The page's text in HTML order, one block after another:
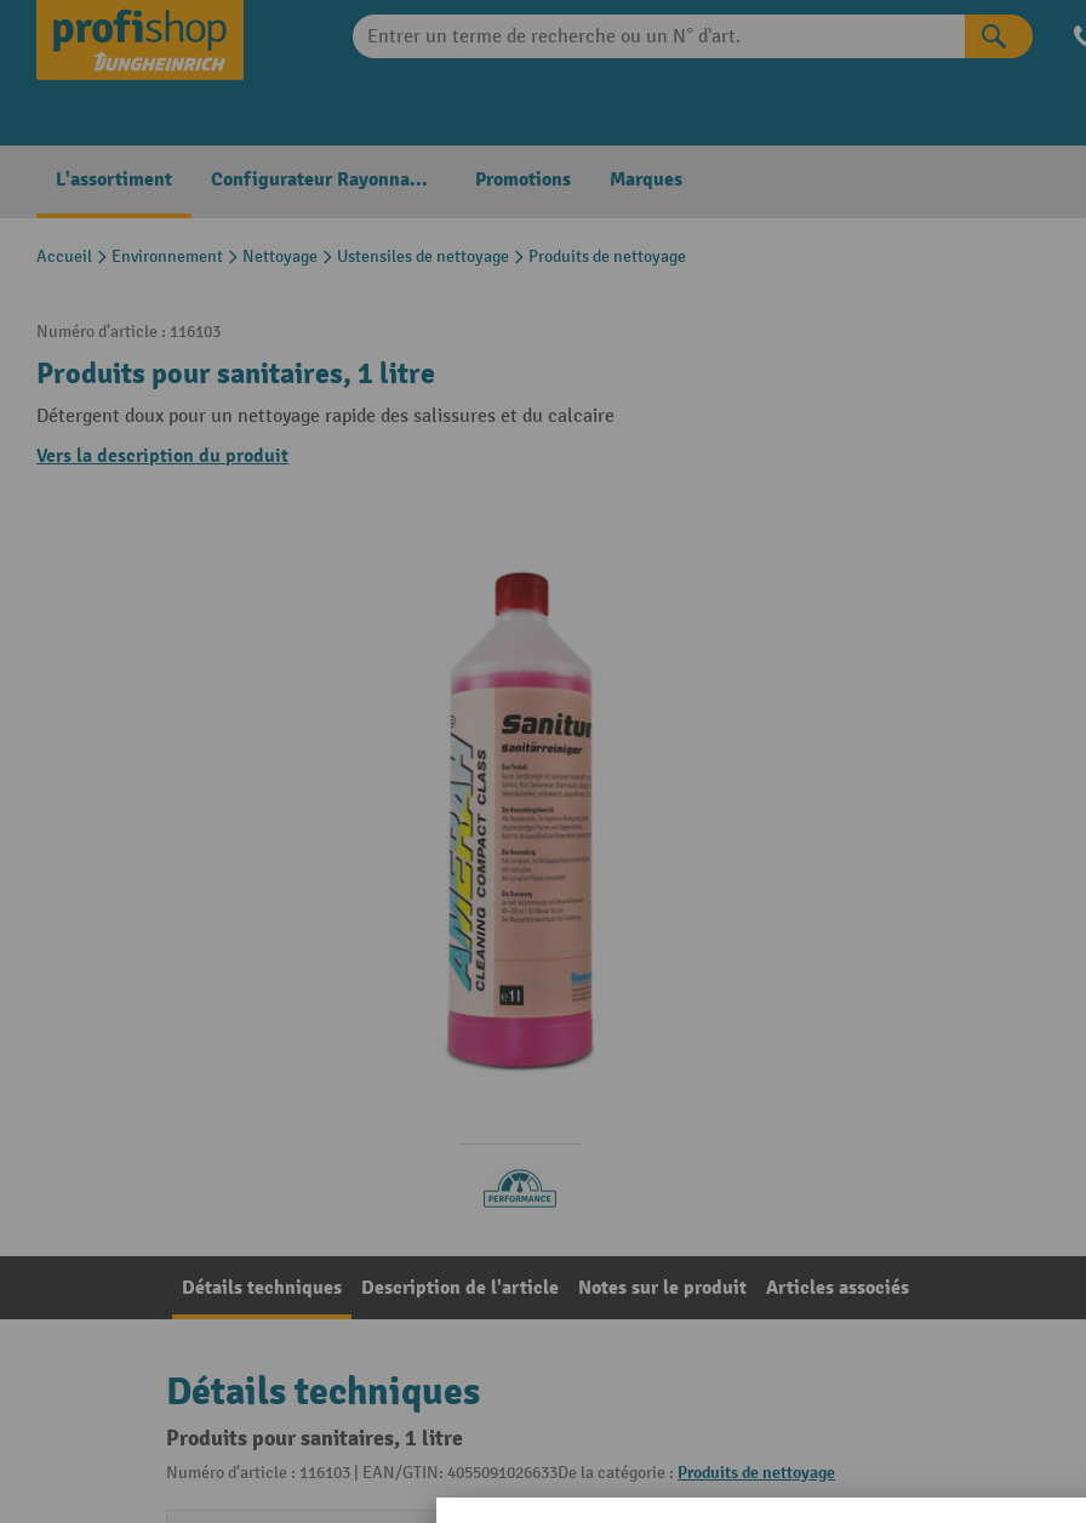
Skip to main navigation
L'assortiment Configurateur Rayonnages Promotions Marques
Accueil Environnement Nettoyage Ustensiles de nettoyage Produits de nettoyage
Numéro d'article : 116103
Produits pour sanitaires, 1 litre
Détergent doux pour un nettoyage rapide des salissures et du calcaire
Vers la description du produit
Détails techniques Description de l'article Notes sur le produit Articles associés
Détails techniques
Produits pour sanitaires, 1 litre
Numéro d'article : 116103 | EAN/GTIN: 4055091026633De la catégorie : Produits de nettoyage